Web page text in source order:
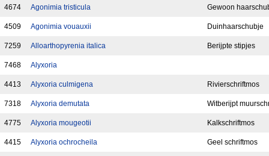
4674 Agonimia tristicula Gewoon
4509 Agonimia vouauxii Duinhaarschubje
7259 Alloarthopyrenia italica Berijpte stipjes
7468 Alyxoria
4413 Alyxoria culmigena Rivierschriftmos
7318 Alyxoria demutata Witberijpt
4775 Alyxoria mougeotii Kalkschriftmos
4415 Alyxoria ochrocheila Geel schriftmos